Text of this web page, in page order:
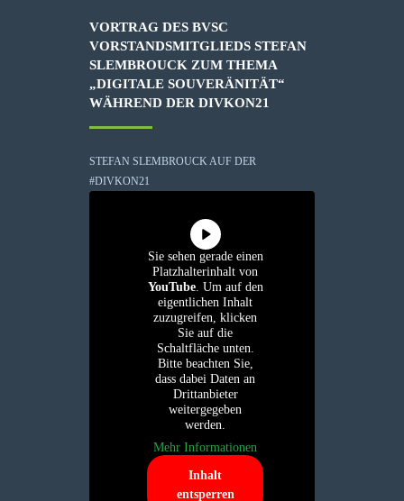
VORTRAG DES BVSC
VORSTANDSMITGLIEDS STEFAN
SLEMBROUCK ZUM THEMA
„DIGITALE SOUVERÄNITÄT“
WÄHREND DER DIVKON21
STEFAN SLEMBROUCK AUF DER
#DIVKON21
Sie sehen gerade einen
Platzhalterinhalt von
YouTube. Um auf den
eigentlichen Inhalt
zuzugreifen, klicken
Sie auf die
Schaltfläche unten.
Bitte beachten Sie,
dass dabei Daten an
Drittanbieter
weitergegeben
werden.
Mehr Informationen
Inhalt
entsperren